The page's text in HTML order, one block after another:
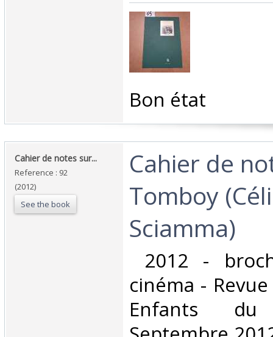
‎Bon état ‎
‎Cahier de notes sur... ‎
Reference : 92
(2012)
See the book
‎Cahier de
Tomboy
Sciamma)‎
2012 -
cinéma -
Enfants